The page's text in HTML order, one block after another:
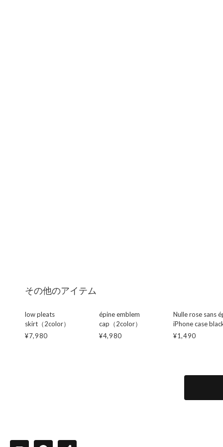
その他のアイテム
low pleats
skirt（2color）
¥7,980
épine emblem
cap（2color）
¥4,980
Nulle rose sans
iPhone case
¥1,490